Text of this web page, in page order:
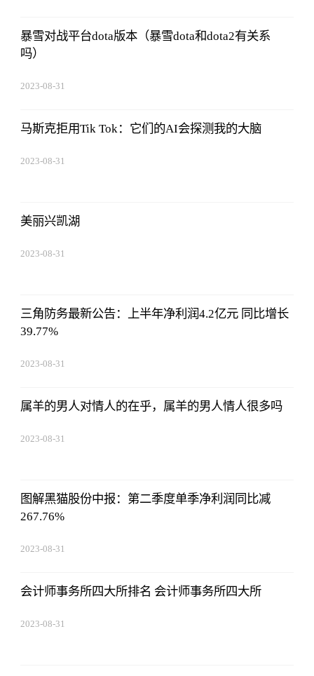
暴雪对战平台dota版本（暴雪dota和dota2有关系
吗）
2023-08-31
马斯克拒用Tik Tok：它们的AI会探测我的大脑
2023-08-31
美丽兴凯湖
2023-08-31
三角防务最新公告：上半年净利润4.2亿元 同比增长
39.77%
2023-08-31
属羊的男人对情人的在乎，属羊的男人情人很多吗
2023-08-31
图解黑猫股份中报：第二季度单季净利润同比减
267.76%
2023-08-31
会计师事务所四大所排名 会计师事务所四大所
2023-08-31